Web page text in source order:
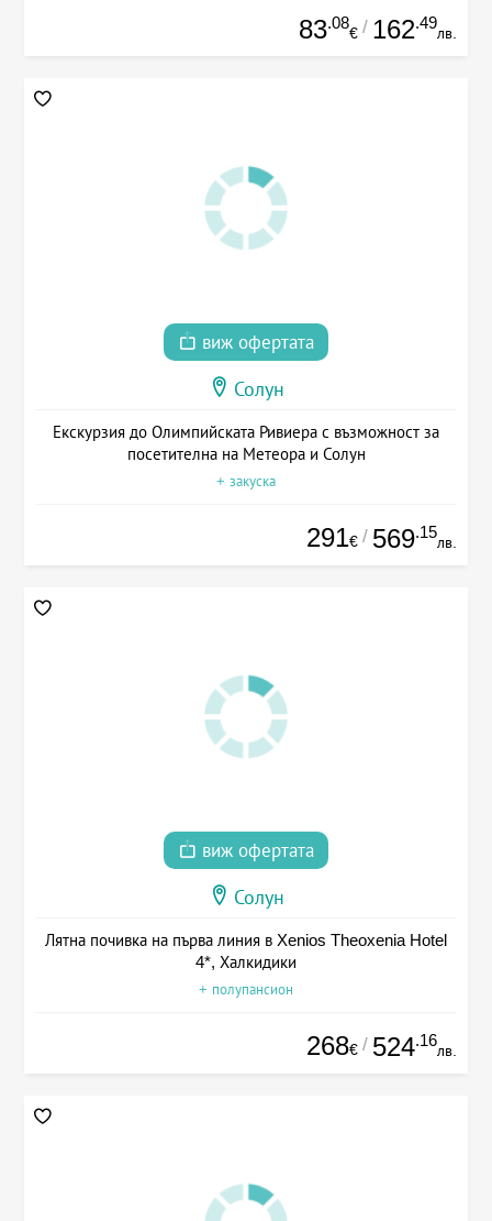
83.08
€ / 162.49
лв.
виж офертата
Солун
Екскурзия до Олимпийската Ривиера с възможност за
посетителна на Метеора и Солун
+ закуска
291€ / 569.15
лв.
виж офертата
Солун
Лятна почивка на първа линия в Xenios Theoxenia Hotel
4*, Халкидики
+ полупансион
268€ / 524.16
лв.